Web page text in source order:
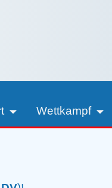
Wettkampf